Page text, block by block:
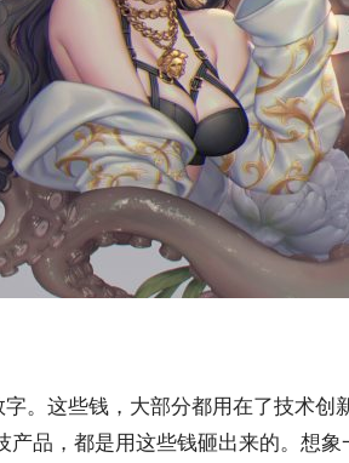
。这些钱，大部分都用在了技术创
品，都是用这些钱砸出来的。想